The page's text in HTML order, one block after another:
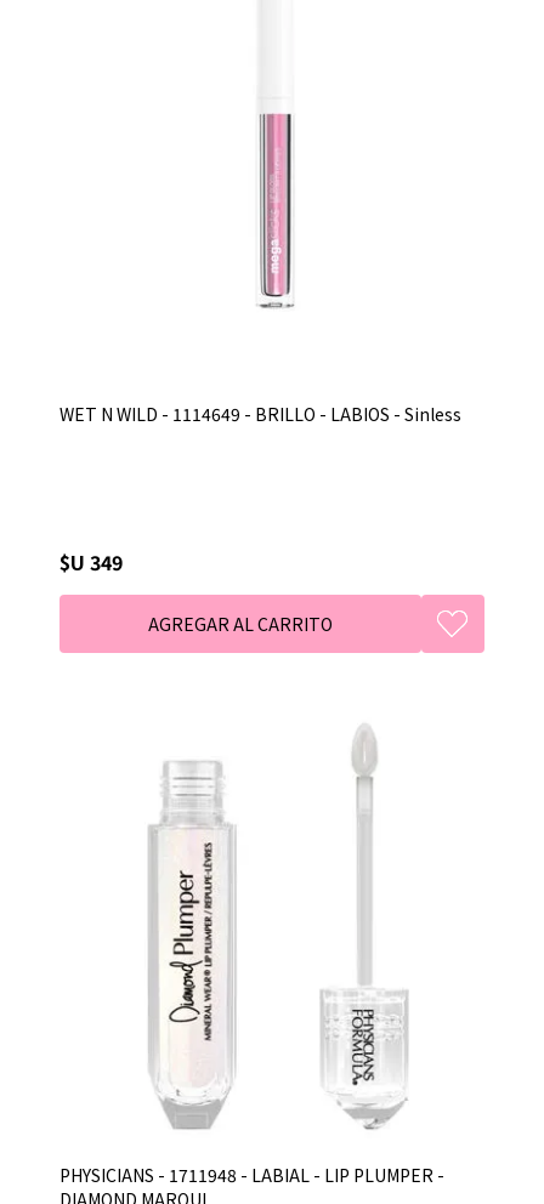
WET N WILD - 1114649 - BRILLO - LABIOS - Sinless
$U 349
PHYSICIANS - 1711948 - LABIAL - LIP PLUMPER -
DIAMOND MARQUI